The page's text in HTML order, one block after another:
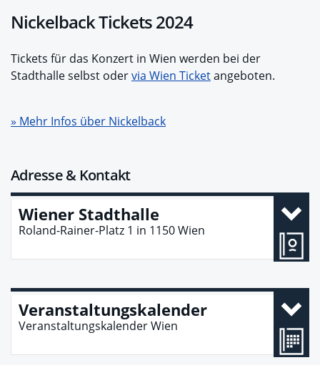
Nickelback Tickets 2024
Tickets für das Konzert in Wien werden bei der
Stadthalle selbst odervia Wien Ticketangeboten.
» Mehr Infos über Nickelback
Adresse & Kontakt
Wiener Stadthalle
Roland-Rainer-Platz 1 in 1150Wien
Veranstaltungskalender
Veranstaltungskalender Wien